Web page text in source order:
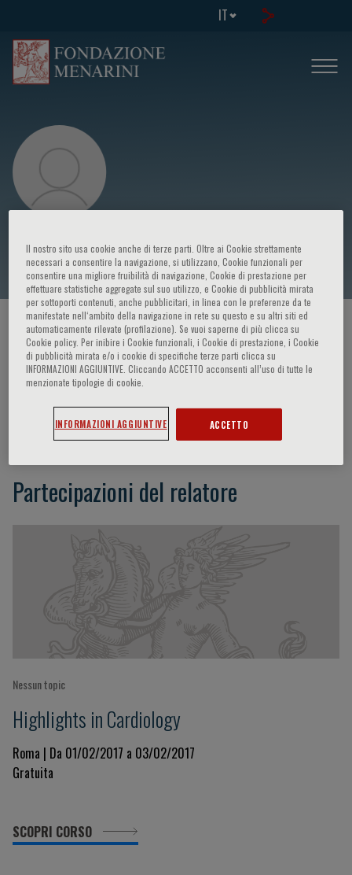
IT
Cristina Chimenti
HOME PAGE / CORSI ED EVENTI / RELATORE
Cristina Chimenti
Partecipazioni del relatore
Nessun topic
Highlights in Cardiology
Roma | Da 01/02/2017 a 03/02/2017
Gratuita
SCOPRI CORSO
Il nostro sito usa cookie anche di terze parti. Oltre ai Cookie strettamente
necessari a consentire la navigazione, si utilizzano, Cookie funzionali per
consentire una migliore fruibilità di navigazione, Cookie di prestazione per
effettuare statistiche aggregate sul suo utilizzo, e Cookie di pubblicità mirata
per sottoporti contenuti, anche pubblicitari, in linea con le preferenze da te
manifestate nell‘ambito della navigazione in rete su questo e su altri siti ed
automaticamente rilevate (profilazione). Se vuoi saperne di più clicca su
Cookie policy. Per inibire i Cookie funzionali, i Cookie di prestazione, i Cookie
di pubblicità mirata e/o i cookie di specifiche terze parti clicca su
INFORMAZIONI AGGIUNTIVE. Cliccando ACCETTO acconsenti all’uso di tutte le
menzionate tipologie di cookie.
INFORMAZIONI AGGIUNTIVE ACCETTO